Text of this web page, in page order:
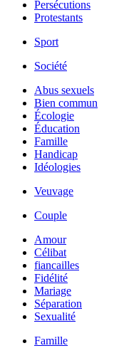
Persécutions
Protestants
Sport
Société
Abus sexuels
Bien commun
Écologie
Éducation
Famille
Handicap
Idéologies
Veuvage
Couple
Amour
Célibat
fiancailles
Fidélité
Mariage
Séparation
Sexualité
Famille